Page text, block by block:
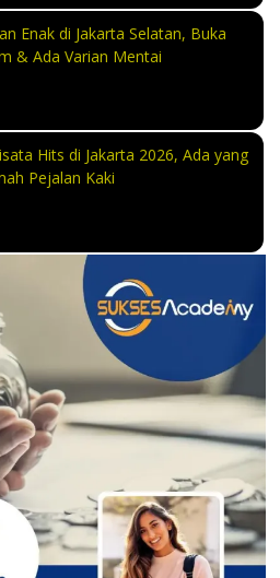
Enak di Jakarta Selatan, Buka
& Ada Varian Mentai
Hits di Jakarta 2026, Ada yang
Pejalan Kaki